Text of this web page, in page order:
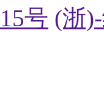
号 (浙